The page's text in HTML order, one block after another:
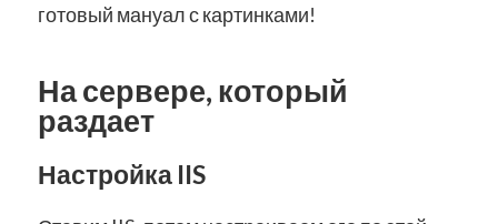
готовый мануал с картинками!
На сервере, который
раздает
Настройка IIS